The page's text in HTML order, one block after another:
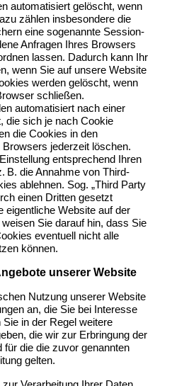
automatisiert gelöscht, wenn
zählen insbesondere die
eine sogenannte Session-
Anfragen Ihres Browsers
lassen. Dadurch kann Ihr
wenn Sie auf unsere Website
werden gelöscht, wenn
schließen.
automatisiert nach einer
die sich je nach Cookie
die Cookies in den
jederzeit löschen.
entsprechend Ihren
B. die Annahme von Third-
ablehnen. Sog. „Third Party
einen Dritten gesetzt
eigentliche Website auf der
Sie darauf hin, dass Sie
eventuell nicht alle
können.
unserer Website
Nutzung unserer Website
an, die Sie bei Interesse
in der Regel weitere
die wir zur Erbringung der
für die die zuvor genannten
gelten.